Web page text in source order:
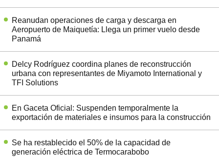
Reanudan operaciones de carga y descarga en
Aeropuerto de Maiquetía: Llega un primer vuelo desde
Panamá
Delcy Rodríguez coordina planes de reconstrucción
urbana con representantes de Miyamoto International y
TFI Solutions
En Gaceta Oficial: Suspenden temporalmente la
exportación de materiales e insumos para la construcción
Se ha restablecido el 50% de la capacidad de
generación eléctrica de Termocarabobo